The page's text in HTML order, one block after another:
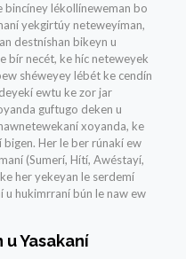
bincíney lékollíneweman bo
yekgirtúy neteweyíman,
destníshan bikeyn u
bír necét, ke híc neteweyek
shéweyey lébét ke cendín
ewtu ke zor jar
guftugo deken u
xoyanda, ke
Her le ber rúnakí ew
(Sumerí, Hítí, Awéstayí,
her yekeyan le serdemí
hukimrraní bún le naw ew
Yasakaní